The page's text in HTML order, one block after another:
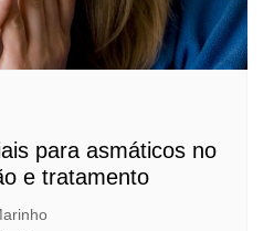
para asmáticos no
e tratamento